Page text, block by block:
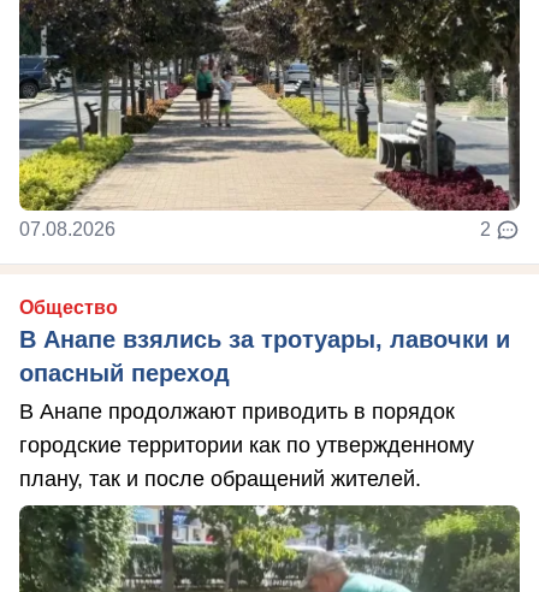
07.08.2026 2
Общество
В Анапе взялись за тротуары, лавочки и
опасный переход
В Анапе продолжают приводить в порядок
городские территории как по утвержденному
плану, так и после обращений жителей.